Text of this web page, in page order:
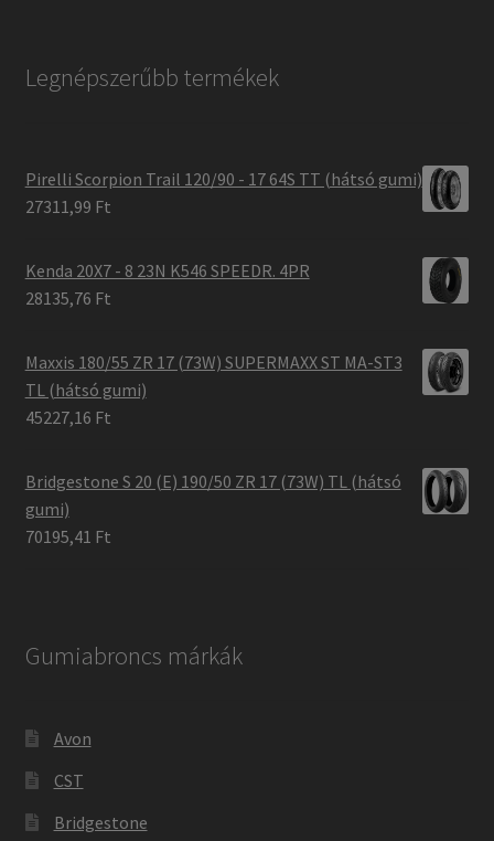
Legnépszerűbb termékek
Pirelli Scorpion Trail 120/90 - 17 64S TT (hátsó gumi)
27311,99 Ft
Kenda 20X7 - 8 23N K546 SPEEDR. 4PR
28135,76 Ft
Maxxis 180/55 ZR 17 (73W) SUPERMAXX ST MA-ST3
TL (hátsó gumi)
45227,16 Ft
Bridgestone S 20 (E) 190/50 ZR 17 (73W) TL (hátsó
gumi)
70195,41 Ft
Gumiabroncs márkák
Avon
CST
Bridgestone